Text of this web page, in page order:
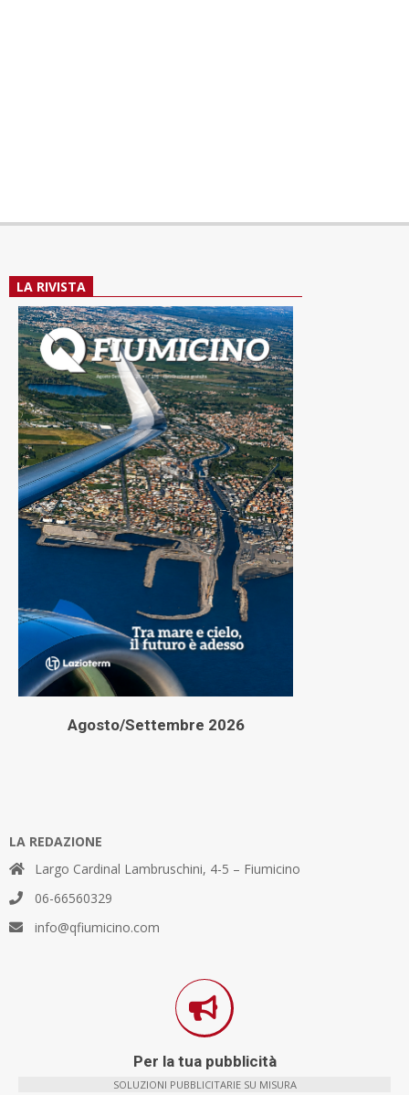
LA RIVISTA
Agosto/Settembre 2026
LA REDAZIONE
Largo Cardinal Lambruschini, 4-5 – Fiumicino
06-66560329
info@qfiumicino.com
Per la tua pubblicità
SOLUZIONI PUBBLICITARIE SU MISURA